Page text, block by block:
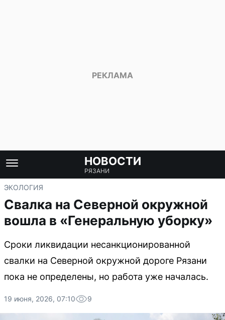
НОВОСТИ
РЯЗАНИ
ЭКОЛОГИЯ
Свалка на Северной окружной
вошла в «Генеральную уборку»
Сроки ликвидации несанкционированной
свалки на Северной окружной дороге Рязани
пока не определены, но работа уже началась.
19 июня, 2026, 07:10 9